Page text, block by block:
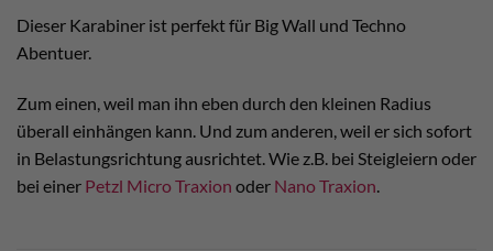
Dieser Karabiner ist perfekt für Big Wall und Techno
Abentuer.
Zum einen, weil man ihn eben durch den kleinen Radius
überall einhängen kann. Und zum anderen, weil er sich sofort
in Belastungsrichtung ausrichtet. Wie z.B. bei Steigleiern oder
bei einer Petzl Micro Traxion oder Nano Traxion.